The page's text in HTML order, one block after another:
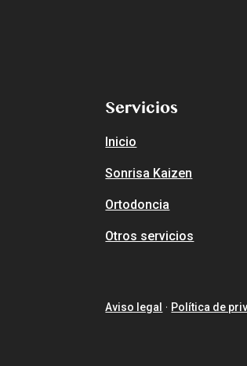
Servicios
Inicio
Sonrisa Kaizen
Ortodoncia
Otros servicios
Aviso legal · Política de